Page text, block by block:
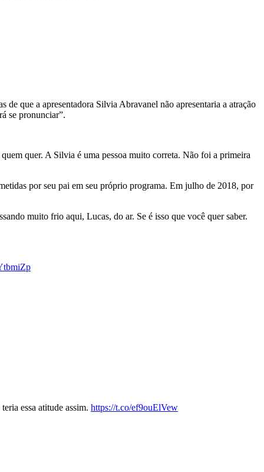
que a apresentadora Silvia Abravanel não apresentaria a atração
se pronunciar”.
quer. A Silvia é uma pessoa muito correta. Não foi a primeira
por seu pai em seu próprio programa. Em julho de 2018, por
muito frio aqui, Lucas, do ar. Se é isso que você quer saber.
essa atitude assim. https://t.co/ef9ouElVew